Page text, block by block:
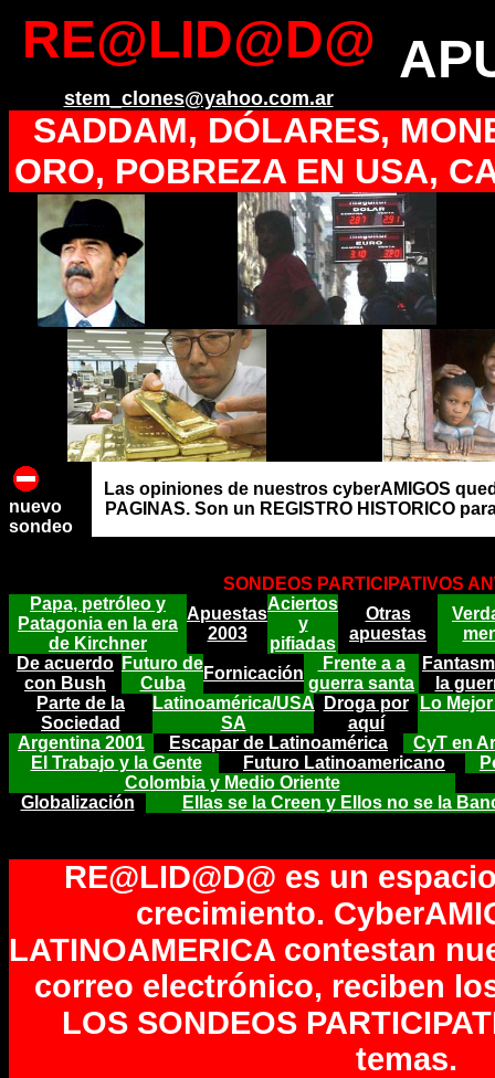
RE@LID@D@
stem_clones@yahoo.com.ar
SADDAM, DÓLARES,
ORO, POBREZA EN USA,
nuevo
sondeo
Las opiniones de nuestros cyberAMIGOS
PAGINAS. Son un REGISTRO HISTORICO
SONDEOS PARTICIPATIVOS
Papa, petróleo y
Patagonia en la era
de Kirchner
Apuestas
2003
Aciertos
y
pifiadas
Otras
apuestas
De acuerdo
con Bush
Futuro de
Cuba
Fornicación
Frente a a
guerra santa
la
Parte de la
Sociedad
Latinoamérica/USA
SA
Droga por
aquí
Lo
Argentina 2001 Escapar de Latinoamérica
CyT en
El Trabajo y la Gente
Futuro Latinoamericano
Colombia y Medio Oriente
Globalización
Ellas se la Creen y Ellos no se la
RE@LID@D@ es un
crecimiento.
LATINOAMERICA contestan
correo electrónico, reciben
LOS SONDEOS
temas.